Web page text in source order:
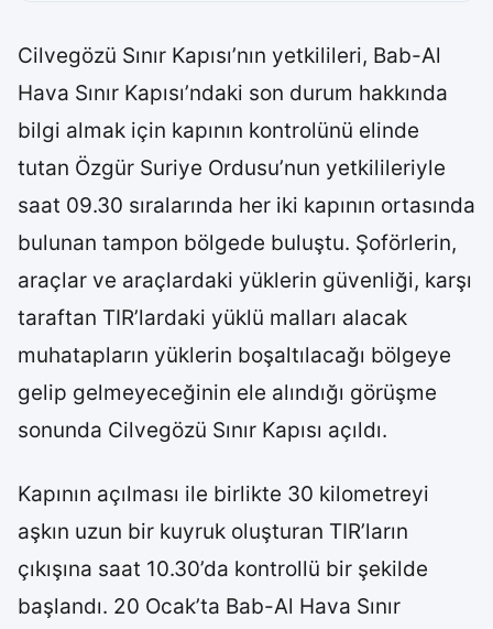
Cilvegözü Sınır Kapısı’nın yetkilileri, Bab-Al
Hava Sınır Kapısı’ndaki son durum hakkında
bilgi almak için kapının kontrolünü elinde
tutan Özgür Suriye Ordusu’nun yetkilileriyle
saat 09.30 sıralarında her iki kapının ortasında
bulunan tampon bölgede buluştu. Şoförlerin,
araçlar ve araçlardaki yüklerin güvenliği, karşı
taraftan TIR’lardaki yüklü malları alacak
muhatapların yüklerin boşaltılacağı bölgeye
gelip gelmeyeceğinin ele alındığı görüşme
sonunda Cilvegözü Sınır Kapısı açıldı.
Kapının açılması ile birlikte 30 kilometreyi
aşkın uzun bir kuyruk oluşturan TIR’ların
çıkışına saat 10.30’da kontrollü bir şekilde
başlandı. 20 Ocak’ta Bab-Al Hava Sınır